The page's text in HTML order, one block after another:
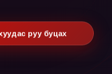
руу буцах